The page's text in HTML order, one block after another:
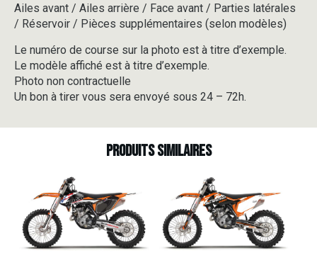
Ailes avant / Ailes arrière / Face avant / Parties latérales
/ Réservoir / Pièces supplémentaires (selon modèles)
Le numéro de course sur la photo est à titre d’exemple.
Le modèle affiché est à titre d’exemple.
Photo non contractuelle
Un bon à tirer vous sera envoyé sous 24 – 72h.
Produits similaires